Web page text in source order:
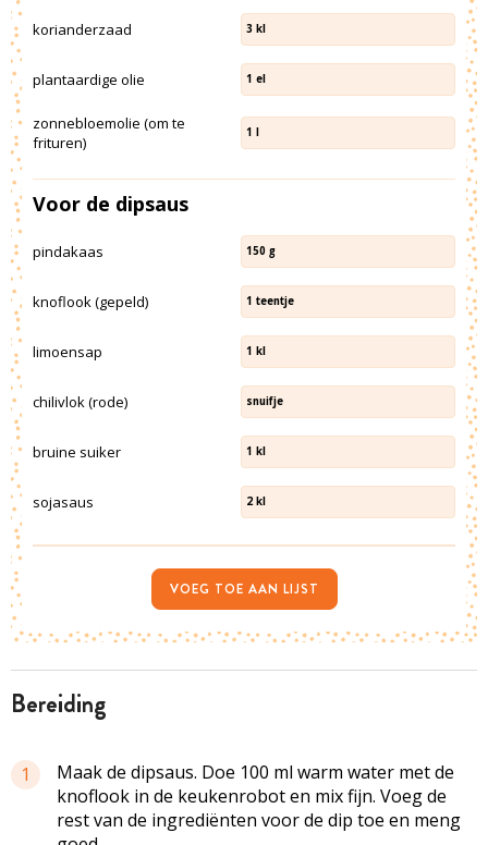
bereiding
1
Maak de dipsaus. Doe 100 ml warm water met de
knoflook in de keukenrobot en mix fijn. Voeg de
rest van de ingrediënten voor de dip toe en meng
korianderzaad 3 kl
plantaardige olie 1 el
zonnebloemolie (om te
frituren)
1 l
Voor de dipsaus
pindakaas 150 g
knoflook (gepeld) 1 teentje
limoensap 1 kl
chilivlok (rode) snuifje
bruine suiker 1 kl
sojasaus 2 kl
VOEG TOE AAN LIJST